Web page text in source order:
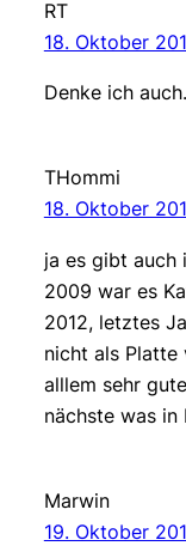
RT
18. Oktober
Denke ich auch.
THommi
18. Oktober
ja es gibt auch
2009 war es
2012, letztes
nicht als
alllem sehr
nächste was
Marwin
19. Oktober